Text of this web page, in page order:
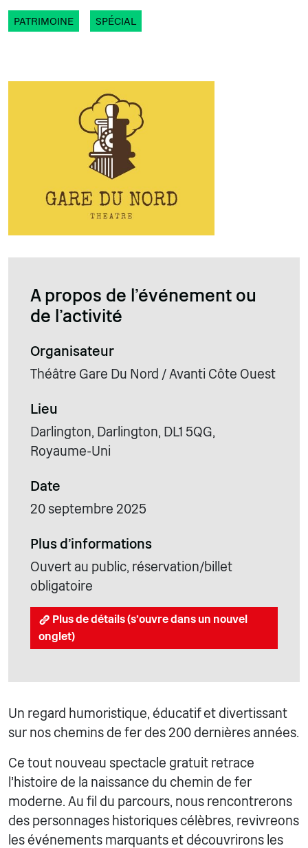
PATRIMOINE SPÉCIAL
A propos de l'événement ou
de l'activité
Organisateur
Théâtre Gare Du Nord / Avanti Côte Ouest
Lieu
Darlington, Darlington, DL1 5QG,
Royaume-Uni
Date
20 septembre 2025
Plus d'informations
Ouvert au public, réservation/billet
obligatoire
Plus de détails (s'ouvre dans un nouvel
onglet)
Un regard humoristique, éducatif et divertissant
sur nos chemins de fer des 200 dernières années.
Ce tout nouveau spectacle gratuit retrace
l'histoire de la naissance du chemin de fer
moderne. Au fil du parcours, nous rencontrerons
des personnages historiques célèbres, revivreons
les événements marquants et découvrirons les